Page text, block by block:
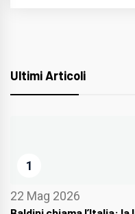
Ultimi Articoli
1
22 Mag 2026